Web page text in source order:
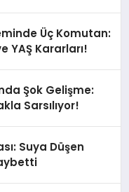
Üç Komutan:
YAŞ Kararları!
Şok Gelişme:
Sarsılıyor!
Suya Düşen